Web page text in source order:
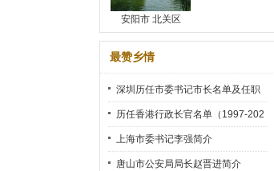
安阳市 北关区
最赞乡情
深圳历任市委书记市长名单及任职
时间
历任香港行政长官名单（1997-202
2）
上海市委书记李强简介
唐山市公安局局长赵晋进简介